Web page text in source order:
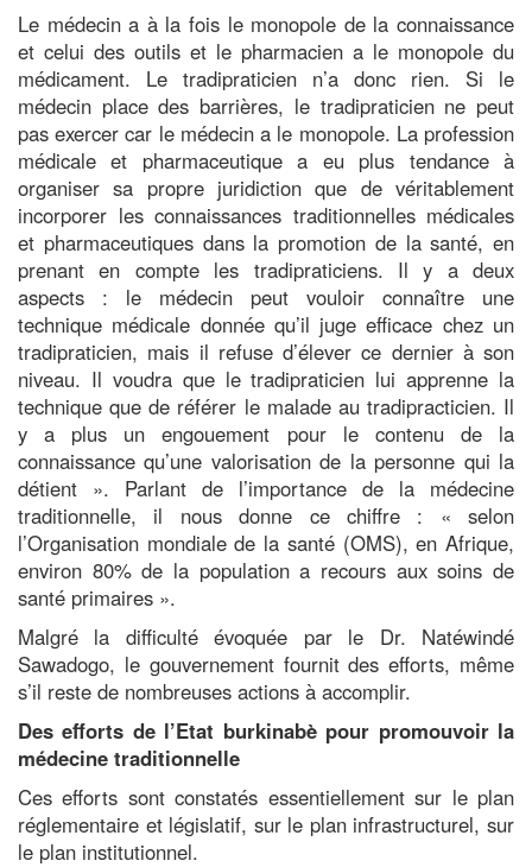
Le médecin a à la fois le monopole de la connaissance
et celui des outils et le pharmacien a le monopole du
médicament. Le tradipraticien n’a donc rien. Si le
médecin place des barrières, le tradipraticien ne peut
pas exercer car le médecin a le monopole. La profession
médicale et pharmaceutique a eu plus tendance à
organiser sa propre juridiction que de véritablement
incorporer les connaissances traditionnelles médicales
et pharmaceutiques dans la promotion de la santé, en
prenant en compte les tradipraticiens. Il y a deux
aspects : le médecin peut vouloir connaître une
technique médicale donnée qu’il juge efficace chez un
tradipraticien, mais il refuse d’élever ce dernier à son
niveau. Il voudra que le tradipraticien lui apprenne la
technique que de référer le malade au tradipracticien. Il
y a plus un engouement pour le contenu de la
connaissance qu’une valorisation de la personne qui la
détient ». Parlant de l’importance de la médecine
traditionnelle, il nous donne ce chiffre : « selon
l’Organisation mondiale de la santé (OMS), en Afrique,
environ 80% de la population a recours aux soins de
santé primaires ».
Malgré la difficulté évoquée par le Dr. Natéwindé
Sawadogo, le gouvernement fournit des efforts, même
s’il reste de nombreuses actions à accomplir.
Des efforts de l’Etat burkinabè pour promouvoir la
médecine traditionnelle
Ces efforts sont constatés essentiellement sur le plan
réglementaire et législatif, sur le plan infrastructurel, sur
le plan institutionnel.